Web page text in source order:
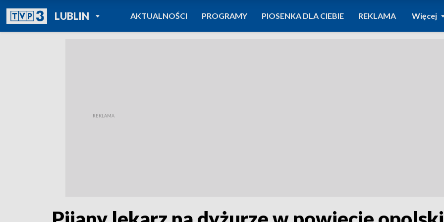
LUBLINPOWRÓT DO
TVP REGIONY
AKTUALNOŚCI PROGRAMY PIOSENKA DLA CIEBIE REKLAMA Więcej